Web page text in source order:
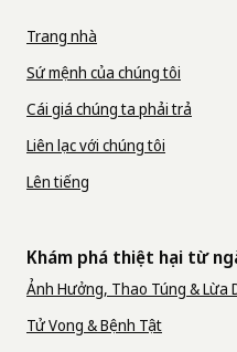
THÁNG 11 NĂM 2025
California
đồng có
thuốc lá
thuốc lá. 11 12Các
phương đã lên
em cho thấy rằng
tương lai khỏe
Nhờ việc thông qua
việc hút thuốc và sử
ở hầu hết các khu
thuộc tiểu bang
các biện pháp bảo vệ
chế hút thuốc hoặc
sân chơi, khu cát trẻ
động và thuốc lá điện
CÁC CÔNG VIÊN
2007
NGÀY 10 THÁNG 10, 2007
đầu tiên ở
trong xe hơi
18 tuổi
1998
NGÀY 9 THÁNG 12, 1998
ngành thuốc lá
Mặc dù California đi
chúng ta không đơn
thuốc lá lớn nhất và
1988
Trang nhà
Sứ mệnh của chúng tôi
Cái giá chúng ta phải trả
Liên lạc với chúng tôi
Lên tiếng
Khám phá thiệt hại từ
Ảnh Hưởng, Thao Túng & Lừa
Tử Vong & Bệnh Tật